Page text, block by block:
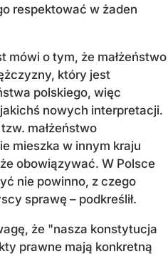
respektować w żaden
mówi o tym, że małżeństwo
który jest
polskiego, więc
nowych interpretacji.
małżeństwo
mieszka w innym kraju
obowiązywać. W Polsce
nie powinno, z czego
sprawę – podkreślił.
że "nasza konstytucja
prawne mają konkretną